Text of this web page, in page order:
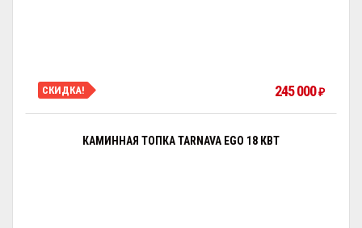
СКИДКА! 245 000 ₽
КАМИННАЯ ТОПКА TARNAVA EGO 18 КВТ